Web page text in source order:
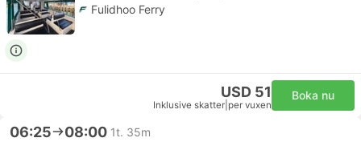
Fulidhoo Ferry
USD 51
Inklusive skatter per vuxen
Boka nu
06:25 08:00 1t. 35m